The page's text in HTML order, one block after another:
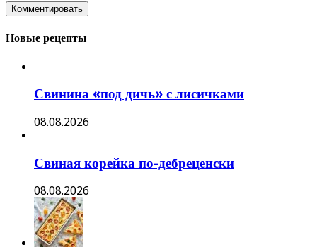
Новые рецепты
Свинина «под дичь» с лисичками
08.08.2026
Свиная корейка по-дебреценски
08.08.2026